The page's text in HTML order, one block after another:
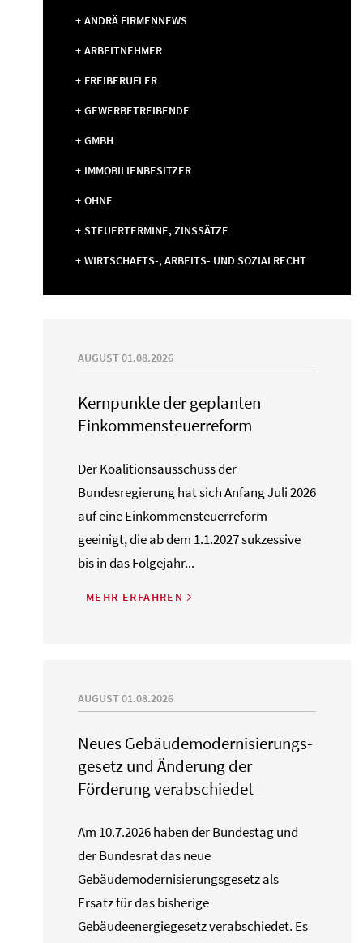
ANDRÄ FIRMENNEWS
ARBEITNEHMER
FREIBERUFLER
GEWERBETREIBENDE
GMBH
IMMOBILIENBESITZER
OHNE
STEUERTERMINE, ZINSSÄTZE
WIRTSCHAFTS-, ARBEITS- UND SOZIALRECHT
AUGUST 01.08.2026
Kernpunkte der geplanten
Einkommensteuerreform
Der Koalitionsausschuss der
Bundesregierung hat sich Anfang Juli 2026
auf eine Einkommensteuerreform
geeinigt, die ab dem 1.1.2027 sukzessive
bis in das Folgejahr...
MEHR ERFAHREN
AUGUST 01.08.2026
Neues Gebäude­moderni­sierungs­
gesetz und Änderung der
Förderung verabschiedet
Am 10.7.2026 haben der Bundestag und
der Bundesrat das neue
Gebäudemodernisierungsgesetz als
Ersatz für das bisherige
Gebäudeenergiegesetz verabschiedet. Es